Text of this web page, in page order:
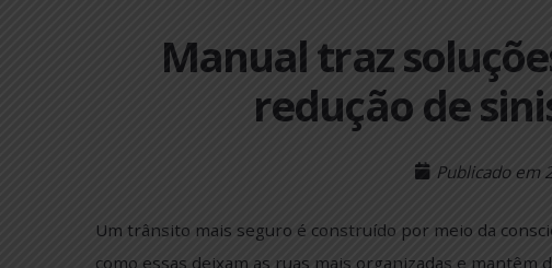
Manual traz
redução de